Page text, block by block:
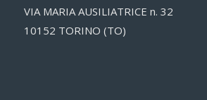
VIA MARIA AUSILIATRICE n. 32
10152 TORINO (TO)